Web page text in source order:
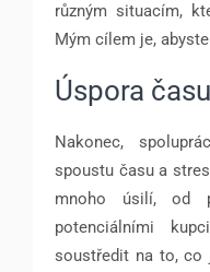
různým situacím,
Mým cílem je,
Úspora
Nakonec,
spoustu času a
mnoho úsilí, od
potenciálními
soustředit na to, co